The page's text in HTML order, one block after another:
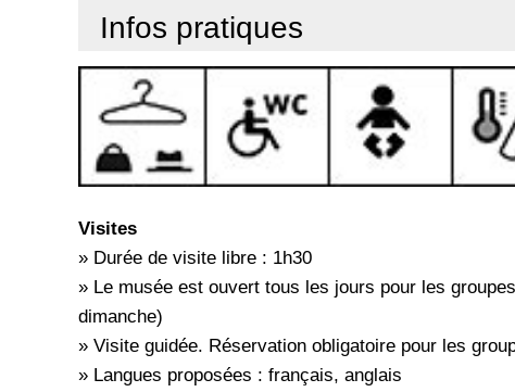
Infos pratiques
Visites
» Durée de visite libre : 1h30
» Le musée est ouvert tous les jours pour les
dimanche)
» Visite guidée. Réservation obligatoire pour les
» Langues proposées : français, anglais